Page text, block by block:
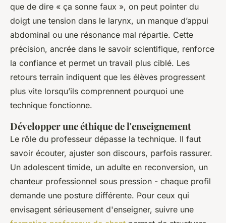
que de dire « ça sonne faux », on peut pointer du
doigt une tension dans le larynx, un manque d’appui
abdominal ou une résonance mal répartie. Cette
précision, ancrée dans le savoir scientifique, renforce
la confiance et permet un travail plus ciblé. Les
retours terrain indiquent que les élèves progressent
plus vite lorsqu’ils comprennent pourquoi une
technique fonctionne.
Développer une éthique de l'enseignement
Le rôle du professeur dépasse la technique. Il faut
savoir écouter, ajuster son discours, parfois rassurer.
Un adolescent timide, un adulte en reconversion, un
chanteur professionnel sous pression - chaque profil
demande une posture différente. Pour ceux qui
envisagent sérieusement d'enseigner, suivre une